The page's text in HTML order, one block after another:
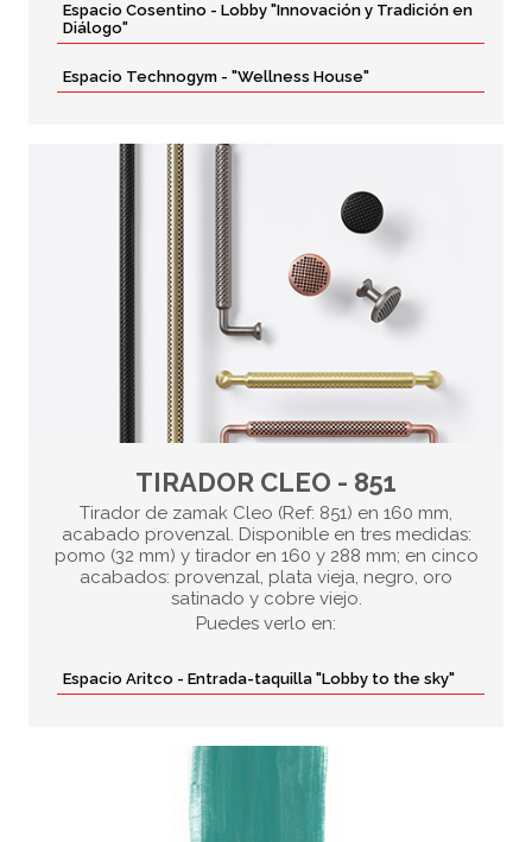
Espacio Cosentino - Lobby "Innovación y Tradición en
Diálogo"
Espacio Technogym - "Wellness House"
TIRADOR CLEO - 851
Tirador de zamak Cleo (Ref: 851) en 160 mm,
acabado provenzal. Disponible en tres medidas:
pomo (32 mm) y tirador en 160 y 288 mm; en cinco
acabados: provenzal, plata vieja, negro, oro
satinado y cobre viejo.
Puedes verlo en:
Espacio Aritco - Entrada-taquilla "Lobby to the sky"